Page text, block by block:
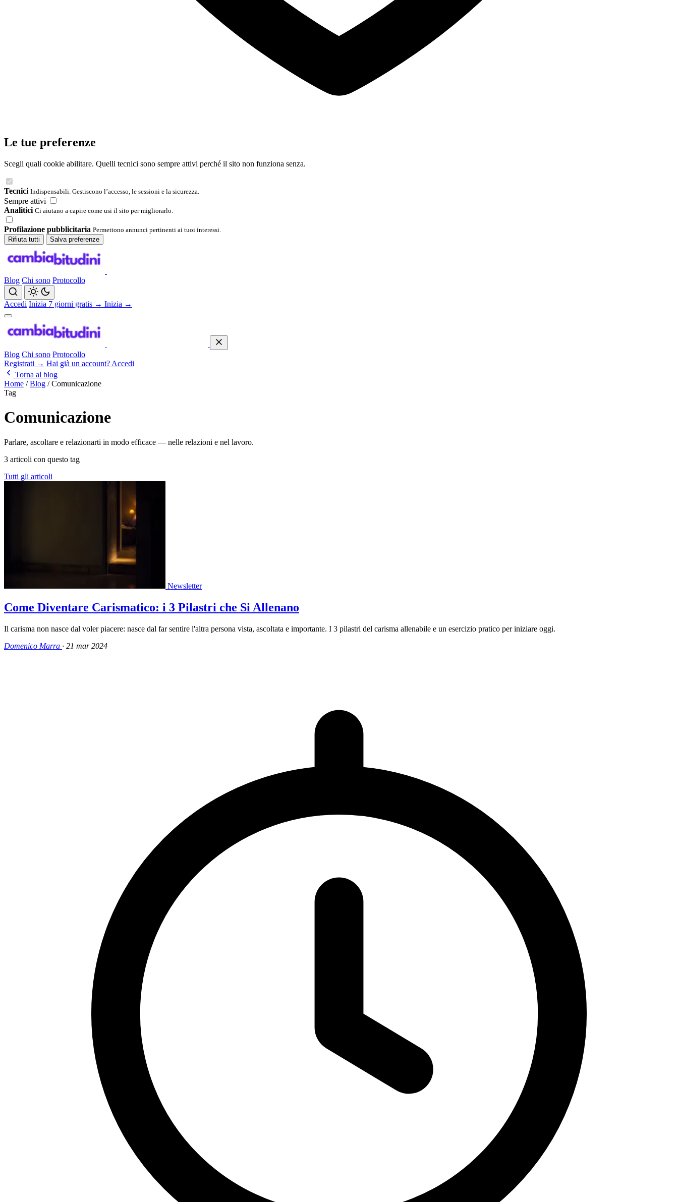
Le tue preferenze
Scegli quali cookie abilitare. Quelli tecnici sono sempre attivi perché il sito non funziona senza.
Tecnici Indispensabili. Gestiscono l’accesso, le sessioni e la sicurezza.
Sempre attivi
Analitici Ci aiutano a capire come usi il sito per migliorarlo.
Profilazione pubblicitaria Permettono annunci pertinenti ai tuoi interessi.
Rifiuta tutti
Salva preferenze
Blog Chi sono Protocollo
Accedi Inizia 7 giorni gratis → Inizia →
Blog Chi sono Protocollo
Registrati → Hai già un account? Accedi
Torna al blog
Home / Blog / Comunicazione
Tag
Comunicazione
Parlare, ascoltare e relazionarti in modo efficace — nelle relazioni e nel lavoro.
3 articoli con questo tag
Tutti gli articoli
Newsletter
Come Diventare Carismatico: i 3 Pilastri che Si Allenano
Il carisma non nasce dal voler piacere: nasce dal far sentire l'altra persona vista, ascoltata e importante. I 3 pilastri del carisma allenabile e un esercizio pratico per iniziare oggi.
Domenico Marra · 21 mar 2024